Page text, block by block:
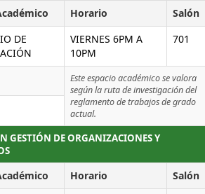
Horario
Salón
DE
VIERNES 6PM A
10PM
701
Este espacio académico se valora
según la ruta de investigación del
reglamento de trabajos de grado
actual.
GESTIÓN DE ORGANIZACIONES Y
Horario
Salón